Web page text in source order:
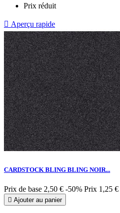
Prix réduit
 Aperçu rapide
CARDSTOCK BLING BLING NOIR...
Prix de base 2,50 € -50% Prix 1,25 €
 Ajouter au panier